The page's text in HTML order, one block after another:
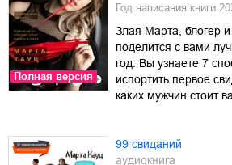
Полная версия
Год написания книги
Злая Марта, блогер и
поделится с вами
год. Вы узнаете 7
испортить первое
каких мужчин стоит
99 свиданий
аудиокнига